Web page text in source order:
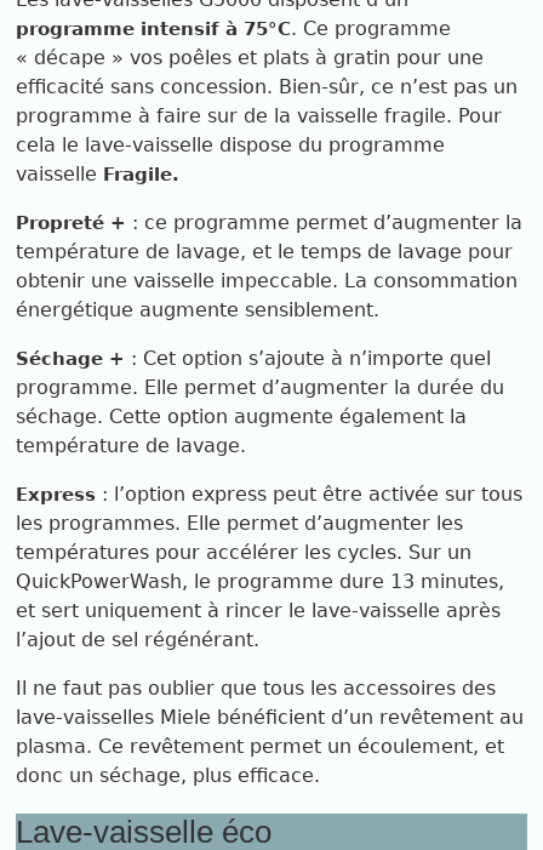
programme intensif à 75°C. Ce programme
« décape » vos poêles et plats à gratin pour une
efficacité sans concession. Bien-sûr, ce n’est pas un
programme à faire sur de la vaisselle fragile. Pour
cela le lave-vaisselle dispose du programme
vaisselle Fragile.
Propreté + : ce programme permet d’augmenter la
température de lavage, et le temps de lavage pour
obtenir une vaisselle impeccable. La consommation
énergétique augmente sensiblement.
Séchage + : Cet option s’ajoute à n’importe quel
programme. Elle permet d’augmenter la durée du
séchage. Cette option augmente également la
température de lavage.
Express : l’option express peut être activée sur tous
les programmes. Elle permet d’augmenter les
températures pour accélérer les cycles. Sur un
QuickPowerWash, le programme dure 13 minutes,
et sert uniquement à rincer le lave-vaisselle après
l’ajout de sel régénérant.
Il ne faut pas oublier que tous les accessoires des
lave-vaisselles Miele bénéficient d’un revêtement au
plasma. Ce revêtement permet un écoulement, et
donc un séchage, plus efficace.
Lave-vaisselle éco